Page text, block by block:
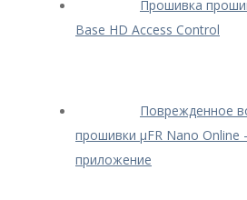
Прошивка
Base HD Access Control
Поврежденное
прошивки μFR Nano
приложение